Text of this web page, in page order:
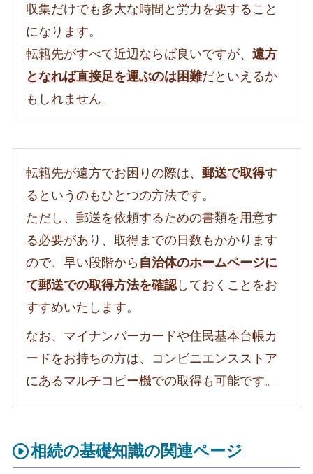
収集だけでも多大な時間と労力を要すること
になります。
転籍先がすべて近辺ならば良いですが、 遠方
となれば直接足を運ぶのは困難だといえるか
もしれません。
転籍先が遠方でお困りの際は、 郵送で取得す
るというのもひとつの方法です。
ただし、郵送を依頼するための書類を用意す
る必要があり、取得までの日数もかかります
ので、早い段階から 自治体のホームページに
て郵送での取得方法を確認しておくことをお
すすめいたします。
なお、マイナンバーカードや住民基本台帳カ
ードをお持ちの方は、コンビニエンスストア
にあるマルチコピー機での取得も可能です。
相続の基礎知識の関連ページ